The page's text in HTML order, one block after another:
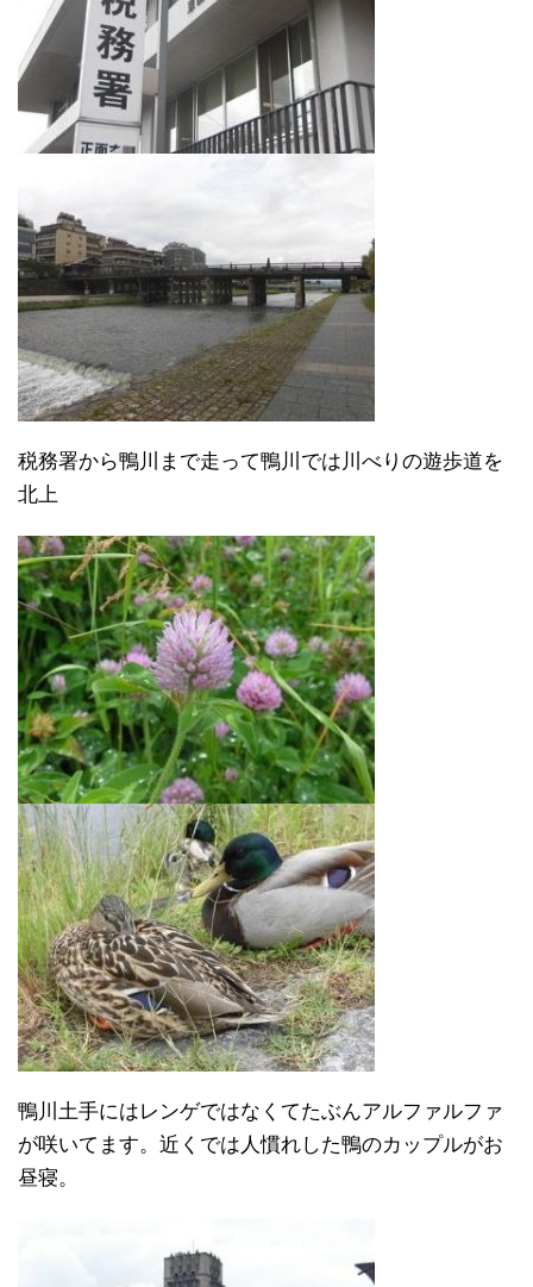
税務署から鴨川まで走って鴨川では川べりの遊歩道を
北上
鴨川土手にはレンゲではなくてたぶんアルファルファ
が咲いてます。近くでは人慣れした鴨のカップルがお
昼寝。